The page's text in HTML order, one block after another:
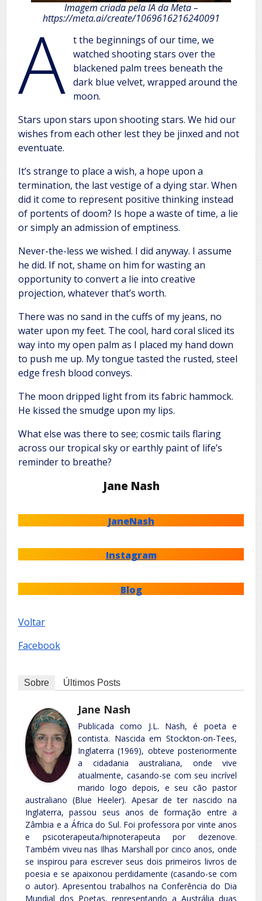
Imagem criada pela IA da Meta –
https://meta.ai/create/1069616216240091
A
t the beginnings of our time, we
watched shooting stars over the
blackened palm trees beneath the
dark blue velvet, wrapped around the
moon.
Stars upon stars upon shooting stars. We hid our
wishes from each other lest they be jinxed and not
eventuate.
It’s strange to place a wish, a hope upon a
termination, the last vestige of a dying star. When
did it come to represent positive thinking instead
of portents of doom? Is hope a waste of time, a lie
or simply an admission of emptiness.
Never-the-less we wished. I did anyway. I assume
he did. If not, shame on him for wasting an
opportunity to convert a lie into creative
projection, whatever that’s worth.
There was no sand in the cuffs of my jeans, no
water upon my feet. The cool, hard coral sliced its
way into my open palm as I placed my hand down
to push me up. My tongue tasted the rusted, steel
edge fresh blood conveys.
The moon dripped light from its fabric hammock.
He kissed the smudge upon my lips.
What else was there to see; cosmic tails flaring
across our tropical sky or earthly paint of life’s
reminder to breathe?
Jane Nash
JaneNash
Instagram
Blog
Voltar
Facebook
Sobre Últimos Posts
Jane Nash
Publicada como J.L. Nash, é poeta e
contista. Nascida em Stockton-on-Tees,
Inglaterra (1969), obteve posteriormente
a cidadania australiana, onde vive
atualmente, casando-se com seu incrível
marido logo depois, e seu cão pastor
australiano (Blue Heeler). Apesar de ter nascido na
Inglaterra, passou seus anos de formação entre a
Zâmbia e a África do Sul. Foi professora por vinte anos
e psicoterapeuta/hipnoterapeuta por dezenove.
Também viveu nas Ilhas Marshall por cinco anos, onde
se inspirou para escrever seus dois primeiros livros de
poesia e se apaixonou perdidamente (casando-se com
o autor). Apresentou trabalhos na Conferência do Dia
Mundial dos Poetas, representando a Austrália duas